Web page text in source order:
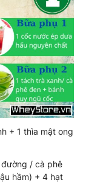
+ 1 thìa mật ong
/ cà phê
hầm) + 4 hạt